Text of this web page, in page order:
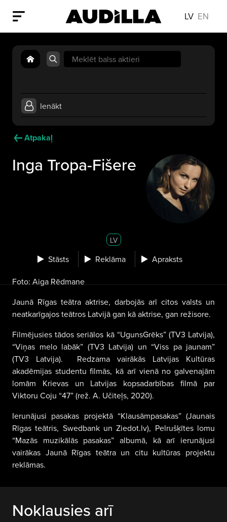
LV EN
Search
for:
Ienākt
Atpakaļ
Inga Tropa-Fišere
LV
Stāsts Reklāma Apraksts
Foto: Aiga Rēdmane
Jaunā Rīgas teātra aktrise, darbojās arī citos valsts un
neatkarīgajos teātros Latvijā gan kā aktrise, gan režisore.
Filmējusies tādos seriālos kā “UgunsGrēks” (TV3 Latvija),
“Viņas melo labāk” (TV3 Latvija) un “Viss pa jaunam”
(TV3 Latvija).
Redzama vairākās Latvijas Kultūras
akadēmijas studentu filmās, kā arī vienā no galvenajām
lomām Krievas un Latvijas kopsadarbības filmā par
Viktoru Coju “47” (rež. A. Učiteļs, 2020).
Ierunājusi pasakas projektā “Klausāmpasakas” (Jaunais
Rīgas teātris, Swedbank un Ziedot.lv), Pelrušķītes lomu
“Mazās muzikālās pasakas” albumā, kā arī ierunājusi
vairākas Jaunā Rīgas teātra un citu kultūras projektu
reklāmas.
Noklausies arī